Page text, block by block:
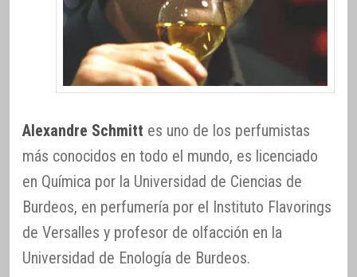
Alexandre Schmitt es uno de los perfumistas
más conocidos en todo el mundo, es licenciado
en Química por la Universidad de Ciencias de
Burdeos, en perfumería por el Instituto Flavorings
de Versalles y profesor de olfacción en la
Universidad de Enología de Burdeos.